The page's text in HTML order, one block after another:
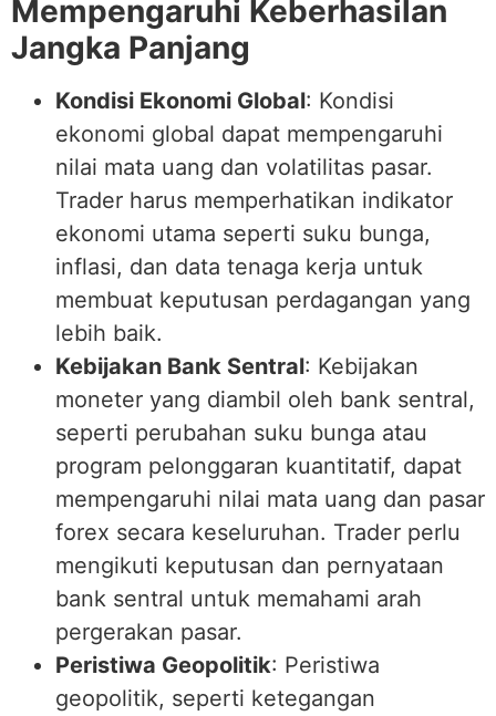
Mempengaruhi Keberhasilan
Jangka Panjang
Kondisi Ekonomi Global: Kondisi
ekonomi global dapat mempengaruhi
nilai mata uang dan volatilitas pasar.
Trader harus memperhatikan indikator
ekonomi utama seperti suku bunga,
inflasi, dan data tenaga kerja untuk
membuat keputusan perdagangan yang
lebih baik.
Kebijakan Bank Sentral: Kebijakan
moneter yang diambil oleh bank sentral,
seperti perubahan suku bunga atau
program pelonggaran kuantitatif, dapat
mempengaruhi nilai mata uang dan pasar
forex secara keseluruhan. Trader perlu
mengikuti keputusan dan pernyataan
bank sentral untuk memahami arah
pergerakan pasar.
Peristiwa Geopolitik: Peristiwa
geopolitik, seperti ketegangan